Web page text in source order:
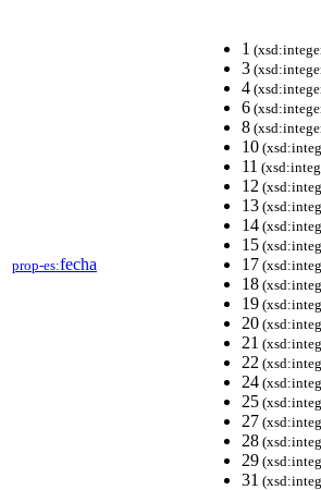
prop-es:fecha
1
3
4
6
8
10
11
12
13
14
15
17
18
19
20
21
22
24
25
27
28
29
31